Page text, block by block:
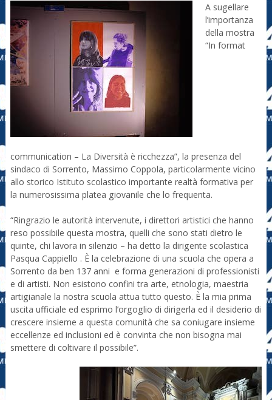
A sugellare
l’importanza
della mostra
“In format
communication – La Diversità è ricchezza”, la presenza del
sindaco di Sorrento, Massimo Coppola, particolarmente vicino
allo storico Istituto scolastico importante realtà formativa per
la numerosissima platea giovanile che lo frequenta.
“Ringrazio le autorità intervenute, i direttori artistici che hanno
reso possibile questa mostra, quelli che sono stati dietro le
quinte, chi lavora in silenzio – ha detto la dirigente scolastica
Pasqua Cappiello . È la celebrazione di una scuola che opera a
Sorrento da ben 137 anni e forma generazioni di professionisti
e di artisti. Non esistono confini tra arte, etnologia, maestria
artigianale la nostra scuola attua tutto questo. È la mia prima
uscita ufficiale ed esprimo l’orgoglio di dirigerla ed il desiderio di
crescere insieme a questa comunità che sa coniugare insieme
eccellenze ed inclusioni ed è convinta che non bisogna mai
smettere di coltivare il possibile”.